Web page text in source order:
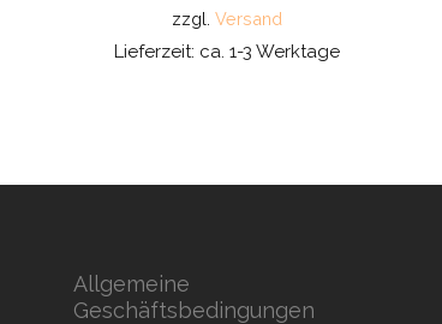
zzgl.Versand
Lieferzeit: ca. 1-3 Werktage
Allgemeine
Geschäftsbedingungen